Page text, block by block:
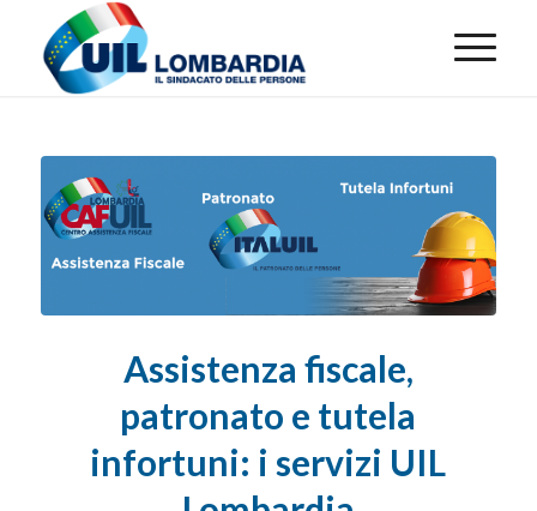
Assistenza fiscale,
patronato e tutela
infortuni: i servizi UIL